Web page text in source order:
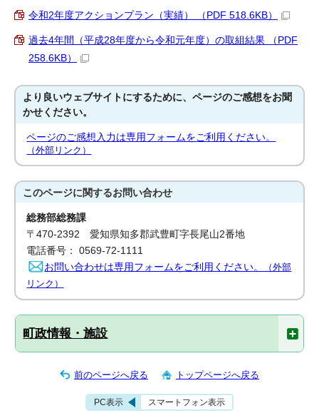
令和2年度アクションプラン（実績） （PDF 518.6KB）
過去4年間（平成28年度から令和元年度）の取組結果 （PDF
258.6KB）
より良いウェブサイトにするために、ページのご感想をお聞
かせください。
ページのご感想入力は専用フォームをご利用ください。
（外部リンク）
このページに関するお問い合わせ
総務部総務課
〒470-2392 愛知県知多郡武豊町字長尾山2番地
電話番号： 0569-72-1111
お問い合わせは専用フォームをご利用ください。
（外部
リンク）
町政情報・施設
前のページへ戻る トップページへ戻る
PC表示 スマートフォン表示